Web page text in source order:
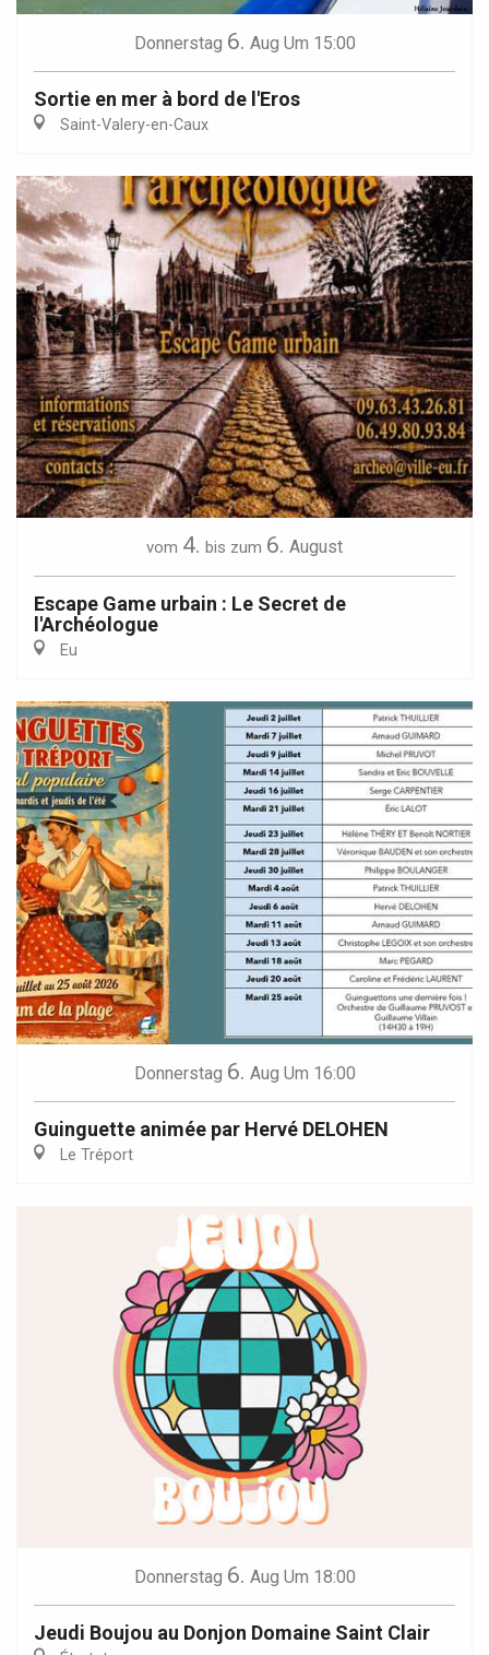
Donnerstag 6. Aug Um 15:00
Sortie en mer à bord de l'Eros
Saint-Valery-en-Caux
vom 4. bis zum 6. August
Escape Game urbain : Le Secret de
l'Archéologue
Eu
Donnerstag 6. Aug Um 16:00
Guinguette animée par Hervé DELOHEN
Le Tréport
Donnerstag 6. Aug Um 18:00
Jeudi Boujou au Donjon Domaine Saint Clair